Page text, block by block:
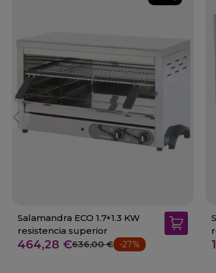
Salamandra ECO 1.7+1.3 KW
resistencia superior
464,28 €636,00 € -27%